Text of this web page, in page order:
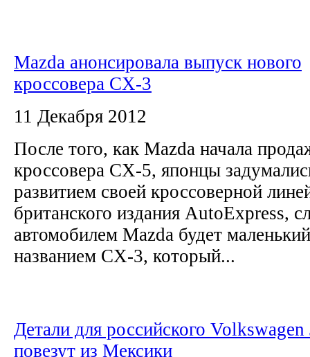
Mazda анонсировала выпуск нового
кроссовера CX-3
11 Декабря 2012
После того, как Mazda начала
кроссовера CX-5, японцы
развитием своей кроссоверной
британского издания AutoExpress,
автомобилем Mazda будет
названием CX-3, который...
Детали для российского Volkswagen
повезут из Мексики